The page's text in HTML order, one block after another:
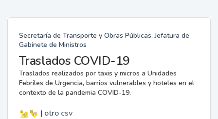
Secretaría de Transporte y Obras Públicas. Jefatura de
Gabinete de Ministros
Traslados COVID-19
Traslados realizados por taxis y micros a Unidades
Febriles de Urgencia, barrios vulnerables y hoteles en el
contexto de la pandemia COVID-19.
| otro csv